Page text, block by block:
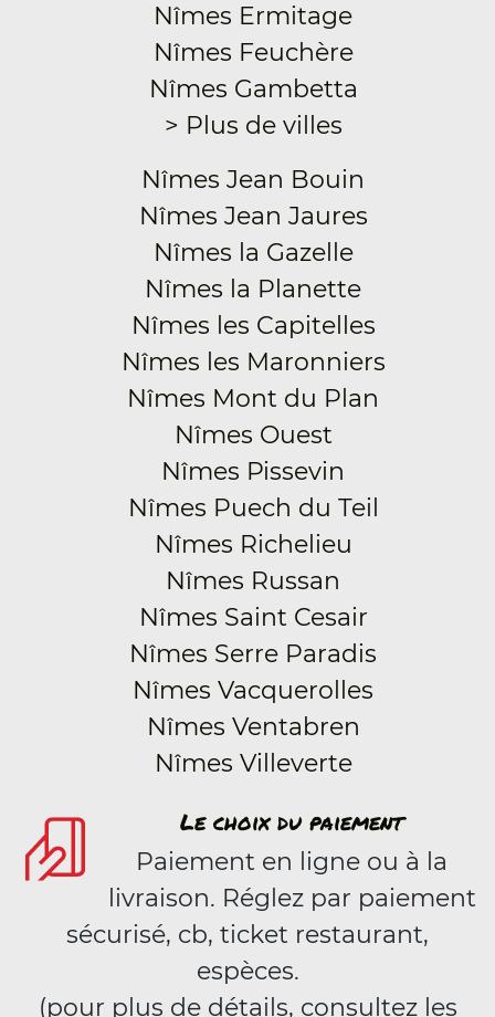
Nîmes Ermitage
Nîmes Feuchère
Nîmes Gambetta
> Plus de villes
Nîmes Jean Bouin
Nîmes Jean Jaures
Nîmes la Gazelle
Nîmes la Planette
Nîmes les Capitelles
Nîmes les Maronniers
Nîmes Mont du Plan
Nîmes Ouest
Nîmes Pissevin
Nîmes Puech du Teil
Nîmes Richelieu
Nîmes Russan
Nîmes Saint Cesair
Nîmes Serre Paradis
Nîmes Vacquerolles
Nîmes Ventabren
Nîmes Villeverte
Le choix du paiement
Paiement en ligne ou à la
livraison. Réglez par paiement
sécurisé, cb, ticket restaurant,
espèces.
(pour plus de détails, consultez les